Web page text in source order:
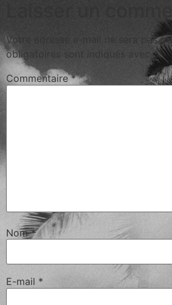
Laisser un
Votre adresse e-mail ne sera pas
obligatoires sont indiqués avec*
Commentaire*
Nom*
E-mail *